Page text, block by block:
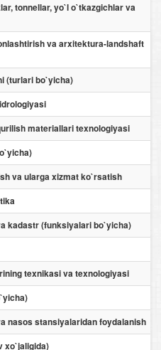
tonnellar, yo`l o`tkazgichlar va
va arxitektura-landshaft
(turlari bo`yicha)
materiallari texnologiyasi
va ularga xizmat ko`rsatish
kadastr (funksiyalari bo`yicha)
texnikasi va texnologiyasi
nasos stansiyalaridan foydalanish
xo`jaligida)